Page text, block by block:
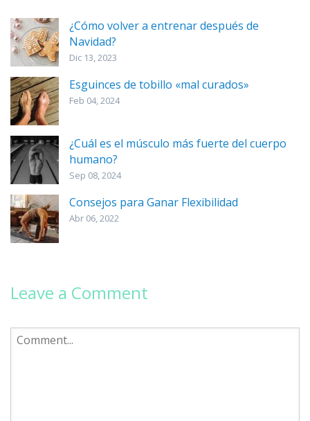
¿Cómo volver a entrenar después de
Navidad?
Dic 13, 2023
Esguinces de tobillo «mal curados»
Feb 04, 2024
¿Cuál es el músculo más fuerte del cuerpo
humano?
Sep 08, 2024
Consejos para Ganar Flexibilidad
Abr 06, 2022
Leave a Comment